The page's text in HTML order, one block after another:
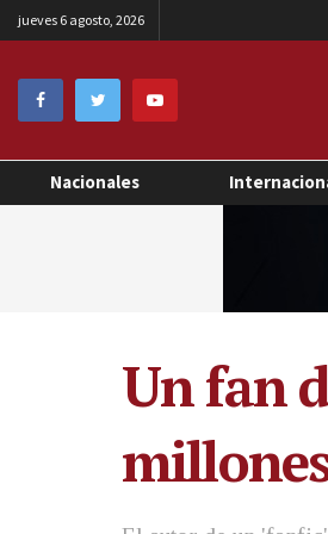
jueves 6 agosto, 2026
Nacionales
Un fan